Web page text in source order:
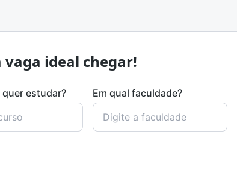
ideal chegar!
quer estudar? Em qual faculdade?